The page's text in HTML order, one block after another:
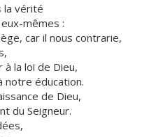
la vérité
mêmes :
car il nous contrarie,
la loi de Dieu,
notre éducation.
de Dieu,
du Seigneur.